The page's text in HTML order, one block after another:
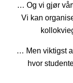
… Og vi gjør
Vi kan
… Men viktigst
hvor